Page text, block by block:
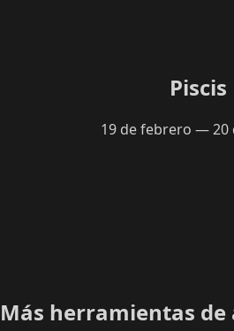
Piscis
19 de febrero — 20
Más herramientas